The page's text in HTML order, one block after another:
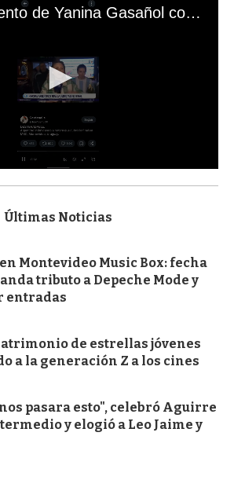
El mal momento de Yanina Gasañol con un hincha argentino en "Subrayado"
Últimas Noticias
Montevideo Music Box: fecha
tributo a Depeche Mode y
entradas
de estrellas jóvenes
a la generación Z a los cines
pasara esto", celebró Aguirre
y elogió a Leo Jaime y